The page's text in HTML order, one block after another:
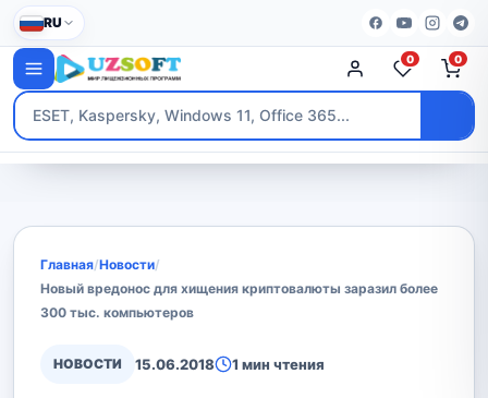
RU
0 0
Главная/Новости/
Новый вредонос для хищения криптовалюты заразил более
300 тыс. компьютеров
НОВОСТИ 15.06.2018 1 мин чтения